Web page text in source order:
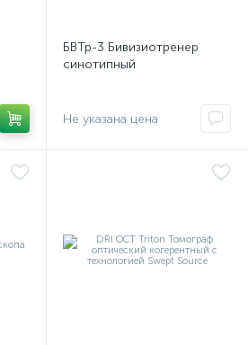
БВТр-3 Бивизиотренер
синотипный
Не указана цена